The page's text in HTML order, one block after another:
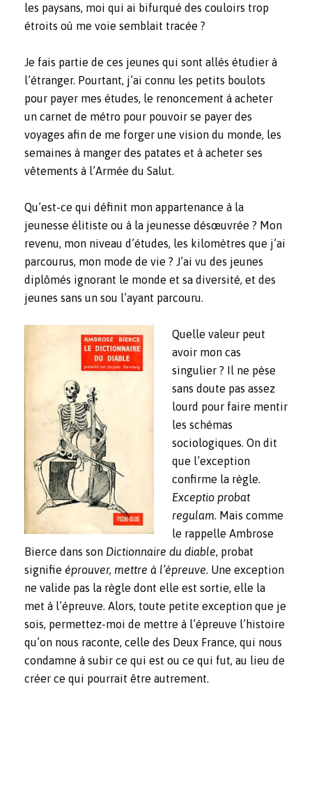
les paysans, moi qui ai bifurqué des couloirs trop
étroits où me voie semblait tracée ?
Je fais partie de ces jeunes qui sont allés étudier à
l’étranger. Pourtant, j’ai connu les petits boulots
pour payer mes études, le renoncement à acheter
un carnet de métro pour pouvoir se payer des
voyages afin de me forger une vision du monde, les
semaines à manger des patates et à acheter ses
vêtements à l’Armée du Salut.
Qu’est-ce qui définit mon appartenance à la
jeunesse élitiste ou à la jeunesse désœuvrée ? Mon
revenu, mon niveau d’études, les kilomètres que j’ai
parcourus, mon mode de vie ? J’ai vu des jeunes
diplômés ignorant le monde et sa diversité, et des
jeunes sans un sou l’ayant parcouru.
Quelle valeur peut
avoir mon cas
singulier ? Il ne pèse
sans doute pas assez
lourd pour faire mentir
les schémas
sociologiques. On dit
que l’exception
confirme la règle.
Exceptio probat
regulam. Mais comme
le rappelle Ambrose
Bierce dans son Dictionnaire du diable, probat
signifie éprouver, mettre à l’épreuve. Une exception
ne valide pas la règle dont elle est sortie, elle la
met à l’épreuve. Alors, toute petite exception que je
sois, permettez-moi de mettre à l’épreuve l’histoire
qu’on nous raconte, celle des Deux France, qui nous
condamne à subir ce qui est ou ce qui fut, au lieu de
créer ce qui pourrait être autrement.